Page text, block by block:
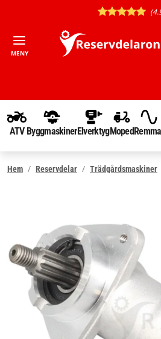
MENY
ATV ByggmaskinerElverktygMoped
Hem Reservdelar Trädgårdsmaskiner